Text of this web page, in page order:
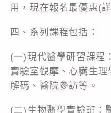
用，現在報名最優惠(
四、系列課程包括：
(一)現代醫學研習課程
實驗室觀摩、心臟生
解碼、醫院參訪等。
(二)生物醫學實驗班：